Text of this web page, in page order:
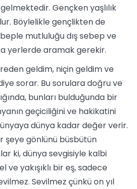
Gençken yaşlılık
Böylelikle gençlikten de
mutluluğu dış sebep ve
yerlerde aramak gerekir.
geldim, niçin geldim ve
sorar. Bu sorulara doğru ve
bunları bulduğunda bir
geçiciliğini ve hakikatini
dünya kadar değer verir.
şeye gönlünü büsbütün
ki, dünya sevgisiyle kalbi
ve yakışıklı bir eş, sadece
Sevilmez çünkü on yıl